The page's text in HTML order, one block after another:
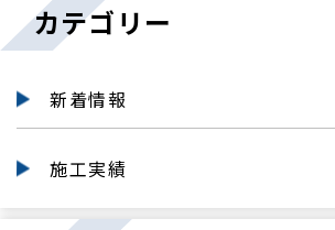
カテゴリー
新着情報
施工実績